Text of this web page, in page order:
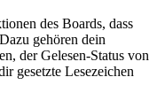
des Boards, dass
gehören dein
der Gelesen-Status von
gesetzte Lesezeichen